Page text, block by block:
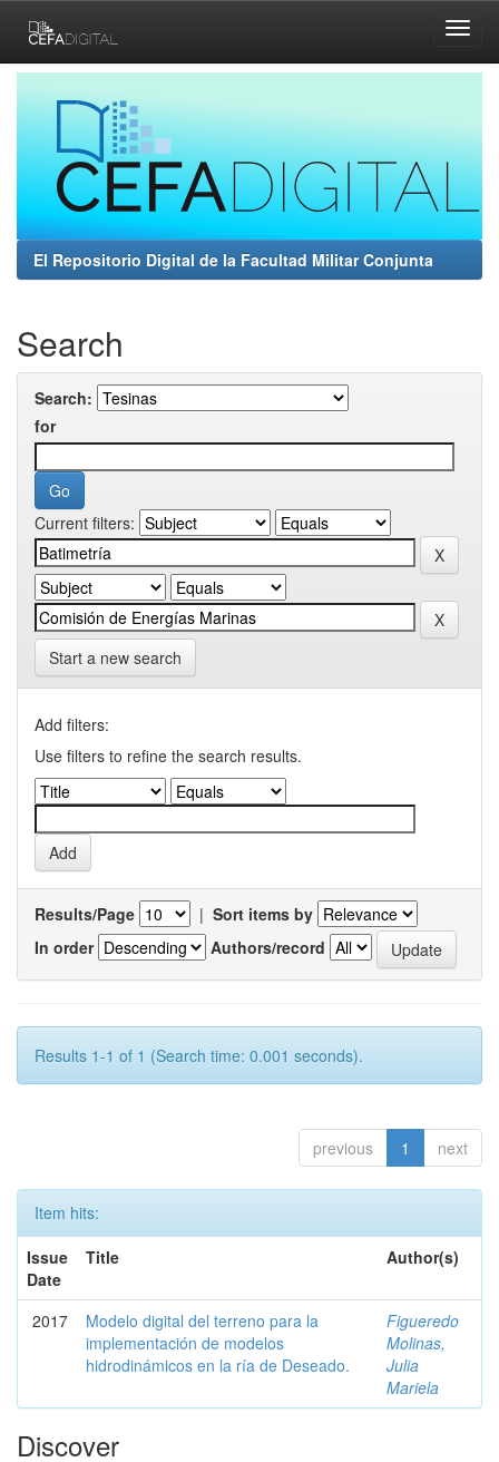
navigation
El Repositorio Digital de la Facultad Militar Conjunta
Search
Search:
for
Current filters:
Start a new search
Add filters:
Use filters to refine the search results.
Results/Page | Sort items by
In order
Authors/record
Results 1-1 of 1 (Search time: 0.001 seconds).
previous 1 next
Item hits:
Issue
Date
Title Author(s)
2017
Modelo digital del terreno para la
implementación de modelos
hidrodinámicos en la ría de Deseado.
Figueredo
Molinas,
Julia
Mariela
Discover